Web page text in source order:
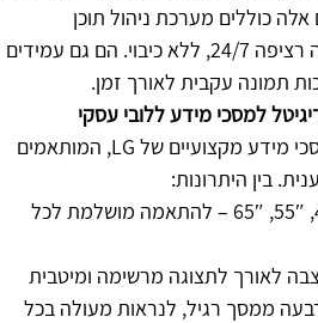
כוללים מערכת ניהול תוכן
מתקדמת ומתאימים לעבודה רציפה 24/7, ללא כיבוי. הם גם עמידים
תמונה עקבית לאורך זמן.
למסכי מידע ללובי עסקי
אורבן דיגיטל מציעה מגוון מסכי מידע מקצועיים של LG, המותאמים
בין היתרונות:
• מגוון גדלים: 32″, 43″, 49″, 55″, 65″ – להתאמה מושלמת לכל
לאורך לתצוגה מרשימה ומיטבית
ממסך רגיל, לנראות מעולה בכל